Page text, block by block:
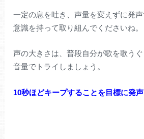
一定の息を吐き、声量を変えずに発声
意識を持って取り組んでくださいね。
声の大きさは、普段自分が歌を歌う
音量でトライしましょう。
10秒ほどキープすることを目標に発声